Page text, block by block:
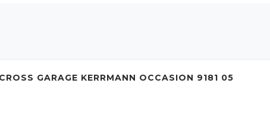
GARAGE KERRMANN OCCASION 9181 05